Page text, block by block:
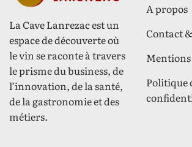
La Cave Lanrezac est un
espace de découverte où
le vin se raconte à travers
le prisme du business, de
l’innovation, de la santé,
de la gastronomie et des
métiers.
A propos
Contact
Mentions
Politique